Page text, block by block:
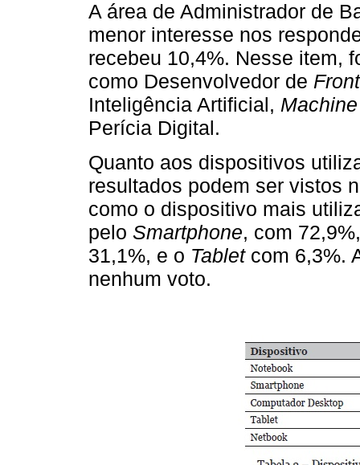
A área de Administrador de
menor interesse nos
recebeu 10,4%. Nesse item,
como Desenvolvedor de
Inteligência Artificial,
Perícia Digital.
Quanto aos dispositivos
resultados podem ser vistos
como o dispositivo mais
pelo Smartphone, com
31,1%, e o Tabletcom 6,3%.
nenhum voto.